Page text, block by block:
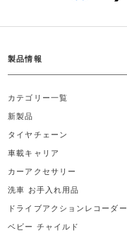
製品情報
カテゴリー一覧
新製品
タイヤチェーン
車載キャリア
カーアクセサリー
洗車 お手入れ用品
ドライブアクションレコーダー
ベビー チャイルド